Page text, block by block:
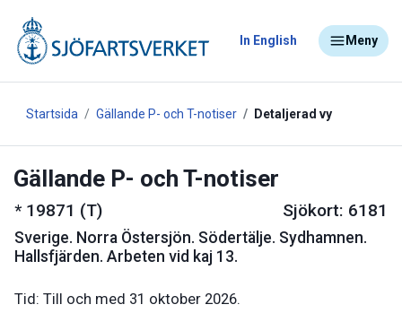
In English Meny
Startsida Gällande P- och T-notiser Detaljerad vy
Gällande P- och T-notiser
* 19871 (T) Sjökort: 6181
Sverige. Norra Östersjön. Södertälje. Sydhamnen.
Hallsfjärden. Arbeten vid kaj 13.
Tid: Till och med 31 oktober 2026.